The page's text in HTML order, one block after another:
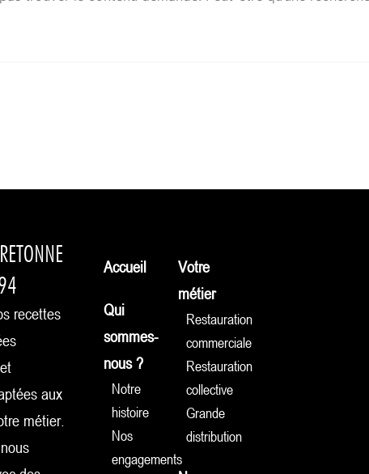
recettes
aux
métier.
Accueil
Qui
sommes-
nous ?
Notre
histoire
Nos
engagements
Votre
métier
Restauration
commerciale
Restauration
collective
Grande
distribution